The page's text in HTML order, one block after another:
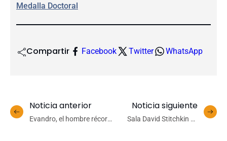
Medalla Doctoral
Compartir Facebook Twitter WhatsApp
Noticia anterior
Evandro, el hombre récord:
Noticia siguiente
Sala David Stitchkin se